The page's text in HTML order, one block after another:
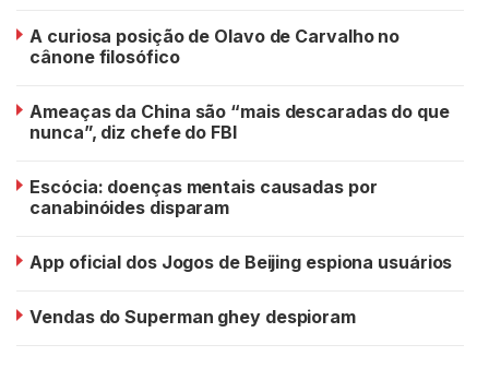
A curiosa posição de Olavo de Carvalho no
cânone filosófico
Ameaças da China são “mais descaradas do que
nunca”, diz chefe do FBI
Escócia: doenças mentais causadas por
canabinóides disparam
App oficial dos Jogos de Beijing espiona usuários
Vendas do Superman ghey despioram